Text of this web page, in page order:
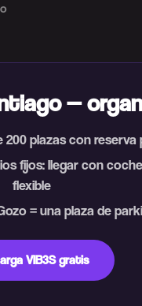
—
plazas con
fijos: llegar con
flexible
= una plaza de
VIB3S gratis